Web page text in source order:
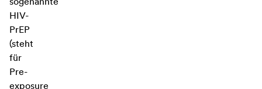
HIV-
PrEP
(steht
für
Pre-
exposure